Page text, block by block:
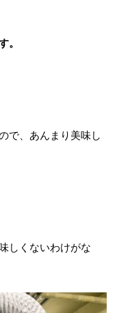
。
で、あんまり美味し
しくないわけがな